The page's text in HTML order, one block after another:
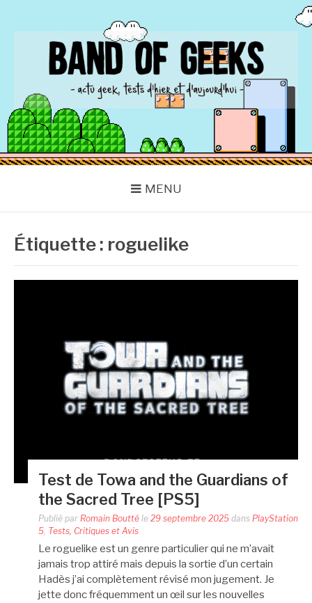
BAND OF GEEKS
Actu Geek d'hier et d'aujourd'hui
MENU
Étiquette : roguelike
Test de Towa and the Guardians of
the Sacred Tree [PS5]
Publié par Romain Boutté le 29 septembre 2025 dans PlayStation
5 Tests, Critiques et Avis
Le roguelike est un genre particulier qui ne m’avait
jamais trop attiré mais depuis la sortie d’un certain
Hadès j’ai complètement révisé mon jugement. Je
jette donc fréquemment un œil sur les nouvelles